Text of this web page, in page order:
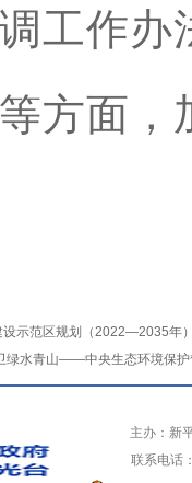
工作办
方面，
设示范区规划（2022—2035年
绿水青山——中央生态环境保护
主办：新
联系电话